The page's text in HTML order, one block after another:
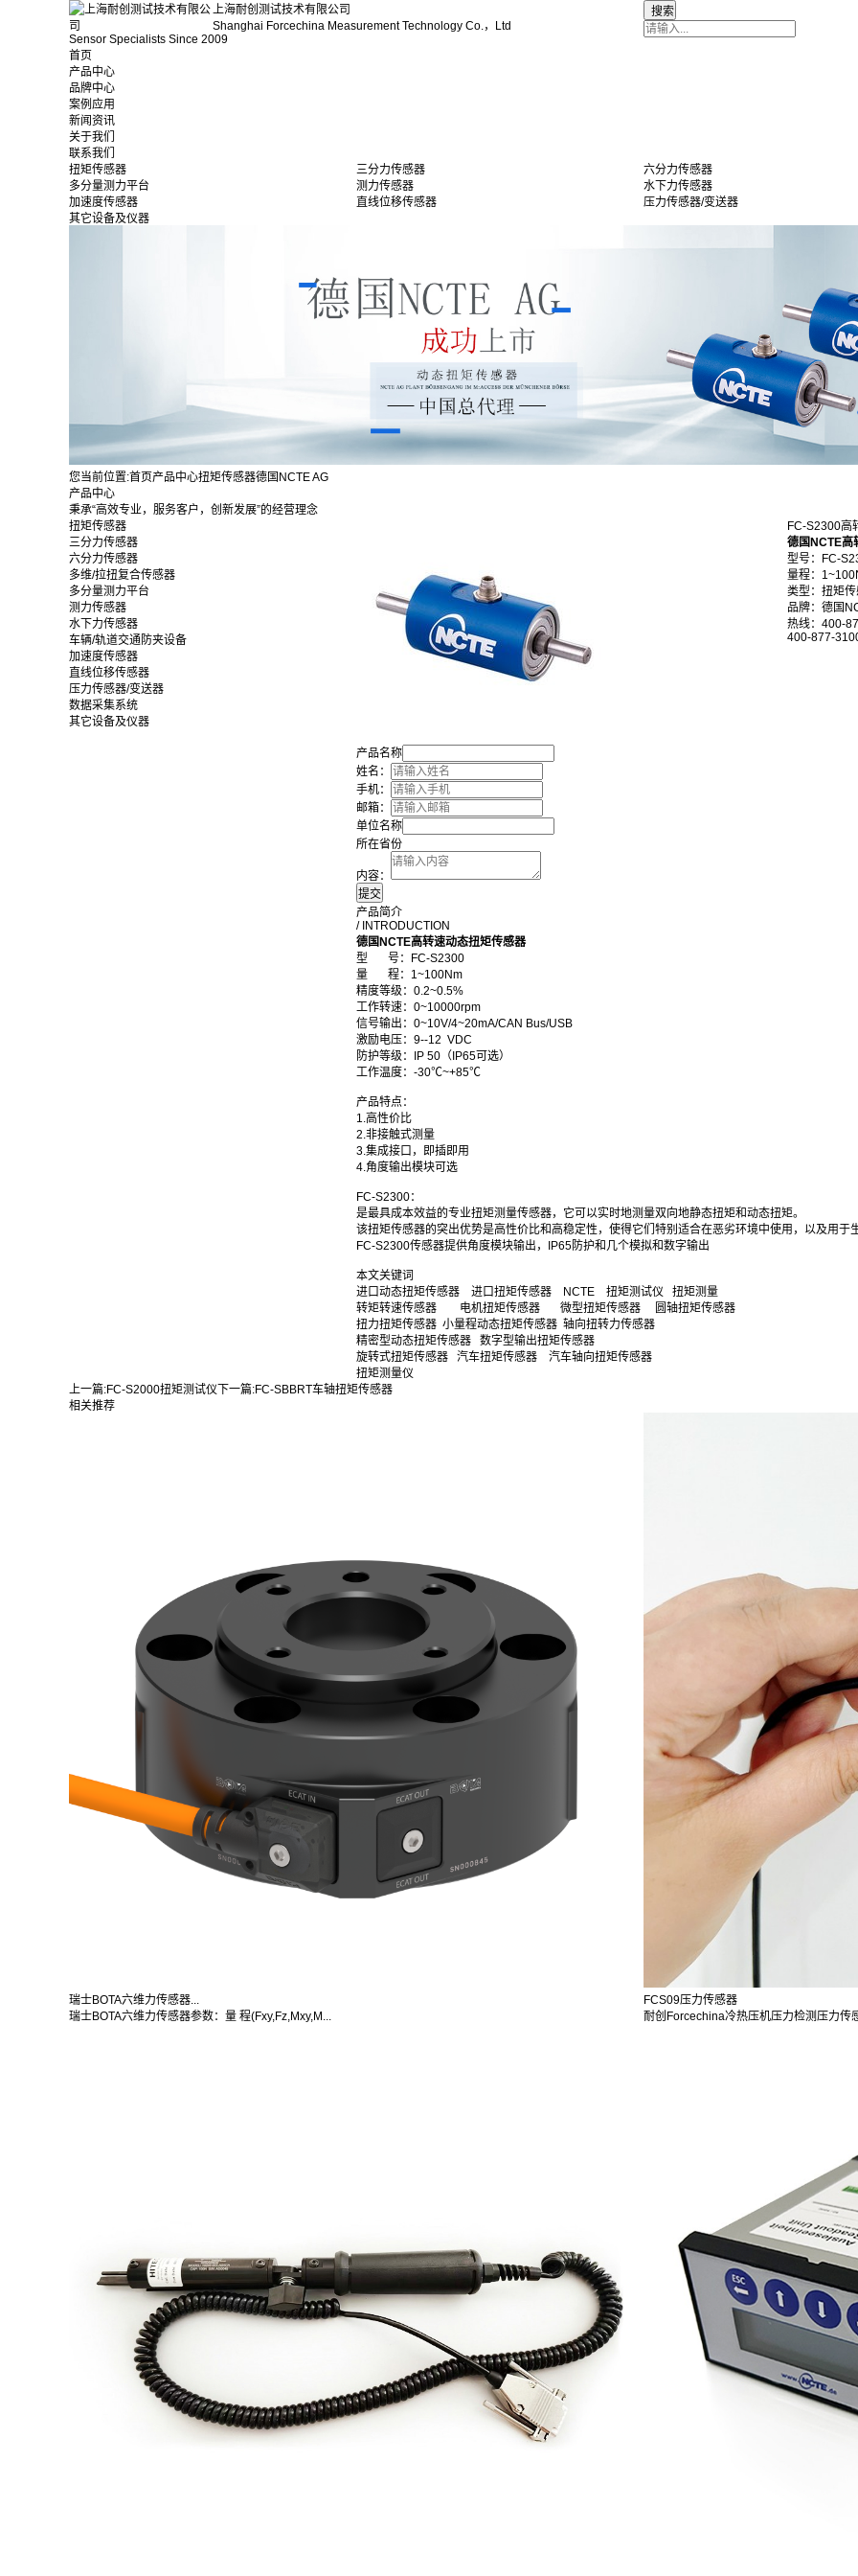
上海耐创测试技术有限公司
Shanghai Forcechina Measurement Technology Co.，Ltd
Sensor Specialists Since 2009
首页
产品中心
品牌中心
案例应用
新闻资讯
关于我们
联系我们
扭矩传感器
三分力传感器 六分力传感器
多分量测力平台
测力传感器 水下力传感器
加速度传感器
直线位移传感器 压力传感器/变送器
其它设备及仪器
您当前位置:首页产品中心扭矩传感器德国NCTE AG
产品中心
秉承“高效专业，服务客户，创新发展”的经营理念
扭矩传感器
三分力传感器
六分力传感器
多维/拉扭复合传感器
多分量测力平台
测力传感器
水下力传感器
车辆/轨道交通防夹设备
加速度传感器
直线位移传感器
压力传感器/变送器
数据采集系统
其它设备及仪器
FC-S2300高
德国NCTE高
型号：FC-
量程：
类型：扭矩
品牌：德国
热线：400-
400-877-
产品名称
姓名：
手机：
邮箱：
单位名称
所在省份
内容：
产品简介
/ INTRODUCTION
德国NCTE高转速动态扭矩传感器
型 号：FC-S2300
量 程：1~100Nm
精度等级：0.2~0.5%
工作转速：0~10000rpm
信号输出：0~10V/4~20mA/CAN Bus/USB
激励电压：9--12 VDC
防护等级：IP 50（IP65可选）
工作温度：-30℃~+85℃
产品特点：
1.高性价比
2.非接触式测量
3.集成接口，即插即用
4.角度输出模块可选
FC-S2300：
是最具成本效益的专业扭矩测量传感器，它可以实时地测量双向地静态扭矩和动态扭矩。
该扭矩传感器的突出优势是高性价比和高稳定性，使得它们特别适合在恶劣环境中使用，以及用于
FC-S2300传感器提供角度模块输出，IP65防护和几个模拟和数字输出
本文关键词
进口动态扭矩传感器 进口扭矩传感器 NCTE 扭矩测试仪 扭矩测量
转矩转速传感器 电机扭矩传感器 微型扭矩传感器 圆轴扭矩传感器
扭力扭矩传感器 小量程动态扭矩传感器 轴向扭转力传感器
精密型动态扭矩传感器 数字型输出扭矩传感器
旋转式扭矩传感器 汽车扭矩传感器 汽车轴向扭矩传感器
扭矩测量仪
上一篇:FC-S2000扭矩测试仪 下一篇:FC-SBBRT车轴扭矩传感器
相关推荐
瑞士BOTA六维力传感器...
瑞士BOTA六维力传感器参数：量 程(Fxy,Fz,Mxy,M...
FCS09压力传感器
耐创Forcechina冷热压机压力检测压力传